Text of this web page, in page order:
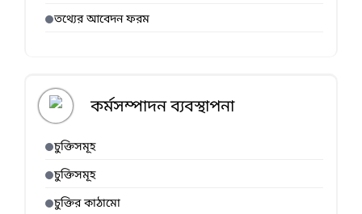
তথ্যের আবেদন ফরম
কর্মসম্পাদন ব্যবস্থাপনা
চুক্তিসমূহ
চুক্তিসমূহ
চুক্তির কাঠামো